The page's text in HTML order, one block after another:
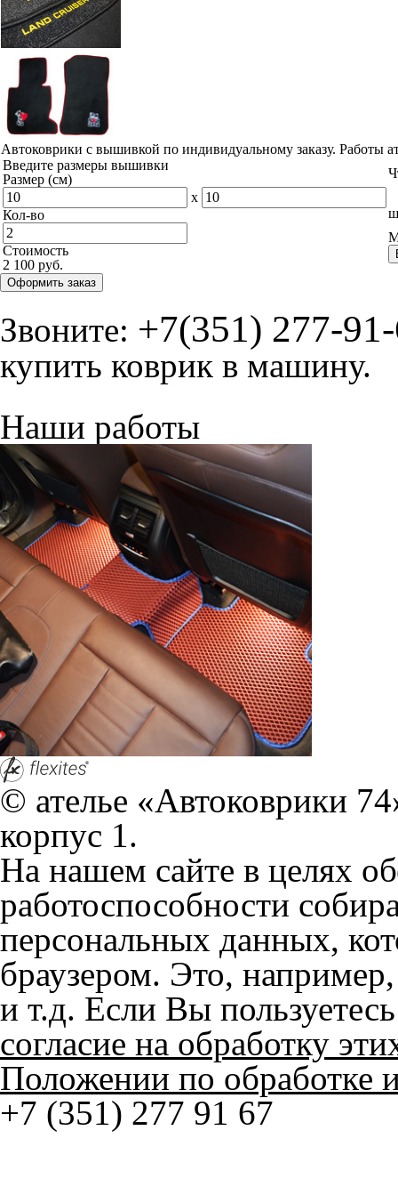
Автоковрики с вышивкой по индивидуальному заказу. Работы
Введите размеры вышивки
Размер (см)
x
Кол-во
Стоимость
2 100 руб.
Оформить заказ
Звоните: +7(351) 277-
купить коврик в машину.
Наши работы
© ателье «Автоковрики
корпус 1.
На нашем сайте в целях
работоспособности
персональных данных,
браузером. Это,
и т.д. Если Вы
согласие на обработку
Положении по обработке
+7 (351) 277 91 67